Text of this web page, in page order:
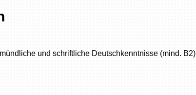
und schriftliche Deutschkenntnisse (mind. B2)